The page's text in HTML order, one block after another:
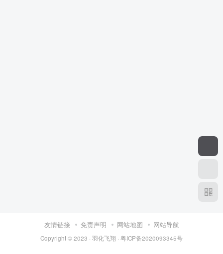
友情链接 免责声明 网站地图 网站导航
Copyright © 2023 · 羽化飞翔 · 粤ICP备2020093345号